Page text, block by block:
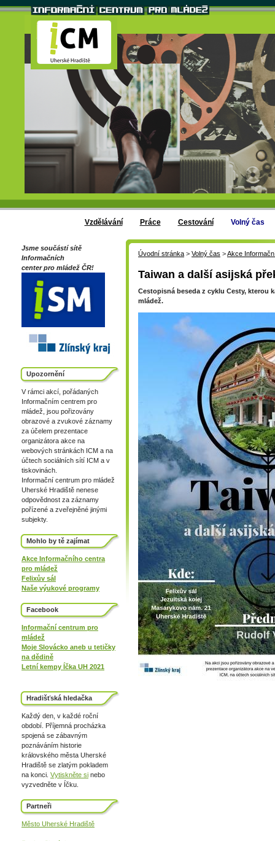
Vzdělávání Práce Cestování Volný čas
Jsme součástí sítě
Informačních
center pro mládež ČR!
Upozornění
V rámci akcí, pořádaných
Informačním centrem pro
mládež, jsou pořizovány
obrazové a zvukové záznamy
za účelem prezentace
organizátora akce na
webových stránkách ICM a na
účtech sociálních sítí ICM a v
tiskovinách.
Informační centrum pro mládež
Uherské Hradiště nenese
odpovědnost za záznamy
pořízené a zveřejněné jinými
subjekty.
Mohlo by tě zajímat
Akce Informačního centra
pro mládež
Felixův sál
Naše výukové programy
Facebook
Informační centrum pro
mládež
Moje Slovácko aneb u tetičky
na dědině
Letní kempy Íčka UH 2021
Hradišťská hledačka
Každý den, v každé roční
období. Příjemná procházka
spojená se zábavným
poznáváním historie
královského města Uherské
Hradiště se zlatým pokladem
na konci. Vytiskněte si nebo
vyzvedněte v Íčku.
Partneři
Město Uherské Hradiště
Úvodní stránka > Volný čas >Akce
Taiwan a další asijská
Cestopisná beseda z cyklu Cesty, kterou
mládež.